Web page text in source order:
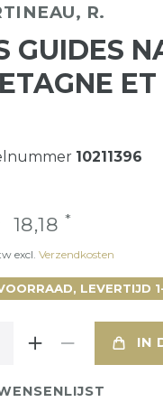
R.
GUIDES
10211396
18,18 *
excl. Verzendkosten
LEVERTIJD
IN